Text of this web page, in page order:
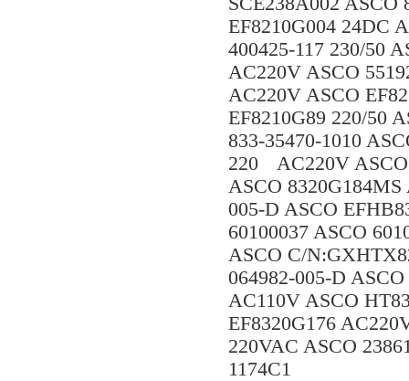
EF8210G004 24DC
400425-117 230/50
AC220V ASCO
AC220V ASCO
EF8210G89 220/50
833-35470-1010
220 AC220V ASCO
ASCO
005-D ASCO
60100037 ASCO
ASCO C/
064982-005-D
AC110V ASCO
EF8320G176
220VAC ASCO
1174C1